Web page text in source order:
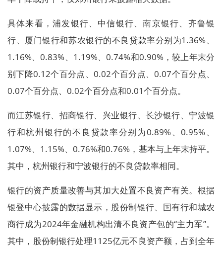
具体来看，浦发银行、中信银行、南京银行、齐鲁银
行、厦门银行和苏农银行的不良贷款率分别为1.36%、
1.16%、0.83%、1.19%、0.74%和0.90%，较上年末分
别下降0.12个百分点、0.02个百分点、0.07个百分点、
0.07个百分点、0.02个百分点和0.01个百分点。
而江苏银行、招商银行、兴业银行、长沙银行、宁波银
行和杭州银行的不良贷款率分别为0.89%、0.95%、
1.07%、1.15%、0.76%和0.76%，基本与上年末持平。
其中，杭州银行和宁波银行的不良贷款率相同。
银行的资产质量改善与其加大处置不良资产有关。根据
银登中心披露的数据显示，股份制银行、国有行和城农
商行成为2024年金融机构出清不良资产包的“主力军”。
其中，股份制银行处理1125亿元不良资产额，占到全年